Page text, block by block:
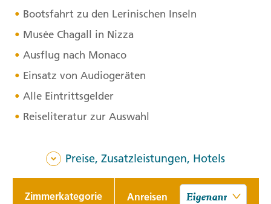
Bootsfahrt zu den Lerinischen Inseln
Musée Chagall in Nizza
Ausflug nach Monaco
Einsatz von Audiogeräten
Alle Eintrittsgelder
Reiseliteratur zur Auswahl
Preise, Zusatzleistungen, Hotels
Zimmerkategorie Anreisen